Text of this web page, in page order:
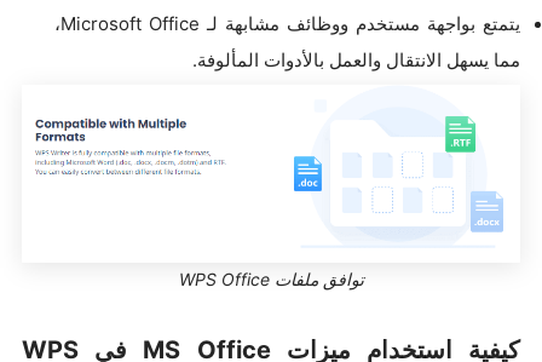
يتمتع بواجهة مستخدم ووظائف مشابهة لـ Microsoft Office،
مما يسهل الانتقال والعمل بالأدوات المألوفة.
توافق ملفات WPS Office
كيفية استخدام ميزات MS Office في WPS